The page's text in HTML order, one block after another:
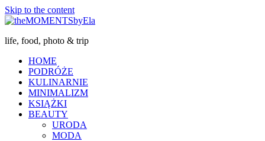
Skip to the content
life, food, photo & trip
HOME
PODRÓŻE
KULINARNIE
MINIMALIZM
KSIĄŻKI
BEAUTY
URODA
MODA